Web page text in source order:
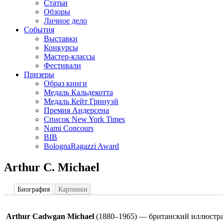
Статьи
Обзоры
Личное дело
События
Выставки
Конкурсы
Мастер-классы
Фестивали
Призеры
Образ книги
Медаль Кальдекотта
Медаль Кейт Гринуэй
Премия Андерсена
Список New York Times
Nami Concours
BIB
BolognaRagazzi Award
Arthur C. Michael
Биография Картинки
Arthur Cadwgan Michael (1880–1965) — британский